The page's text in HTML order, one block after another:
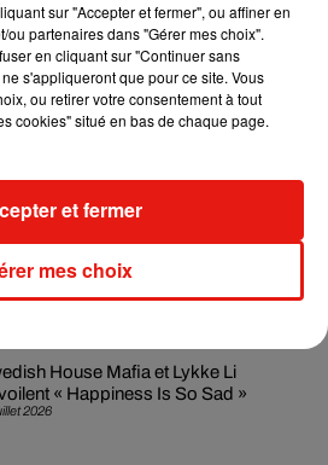
2026
10 ans, DJ Snake changeait de
avec son premier...
again.. et Latin Mafia dévoilent enfin
2026
House Mafia et Lykke Li
« Happiness Is So Sad »
sur "Accepter et fermer", ou affiner en
partenaires dans "Gérer mes choix".
en cliquant sur "Continuer sans
s'appliqueront que pour ce site. Vous
ou retirer votre consentement à tout
cookies" situé en bas de chaque page.
mes choix
et fermer